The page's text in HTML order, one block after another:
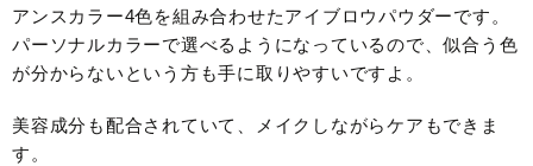
アンスカラー4色を組み合わせたアイブロウパウダーです。
パーソナルカラーで選べるようになっているので、似合う色
が分からないという方も手に取りやすいですよ。
美容成分も配合されていて、メイクしながらケアもできま
す。